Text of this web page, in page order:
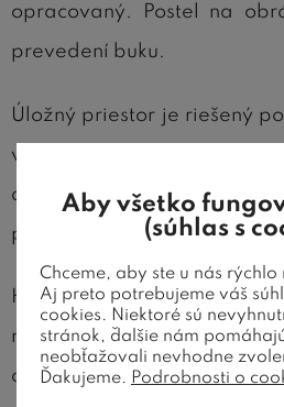
opracovaný. Posteľ na
prevedení buku.
Úložný priestor je riešený
v základnej cene
dosiek. Celomasívny
príplatok (pozri varianty)
Hrúbka masívu 40 mm
mm bočnice a zadné
obsahuje špeciálne
Aby všetko
(súhlas s
Chceme, aby ste u nás
Aj preto potrebujeme váš
cookies. Niektoré sú
stránok, ďalšie nám
neobťažovali nevhodne
Ďakujeme. Podrobnosti o